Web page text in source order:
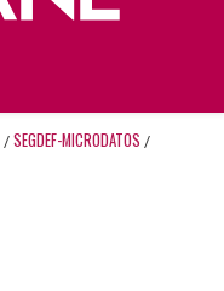
/ SEGDEF-MICRODATOS /